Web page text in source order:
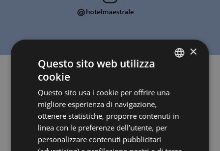
ENGLISH
FRENCH
×
Questo sito web utilizza
cookie
Questo sito usa i cookie per offrire una
migliore esperienza di navigazione,
ottenere statistiche, proporre contenuti in
linea con le preferenze dell’utente, per
personalizzare contenuti pubblicitari